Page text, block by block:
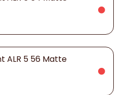
ALR 5 56 Matte